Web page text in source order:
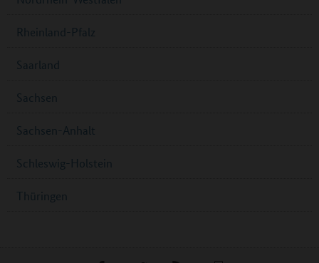
Rheinland-Pfalz
Saarland
Sachsen
Sachsen-Anhalt
Schleswig-Holstein
Thüringen